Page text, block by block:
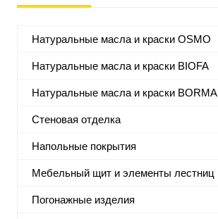
Натуральные масла и краски OSMO
Натуральные масла и краски BIOFA
Натуральные масла и краски BORMA
Стеновая отделка
Напольные покрытия
Мебельный щит и элементы лестниц
Погонажные изделия